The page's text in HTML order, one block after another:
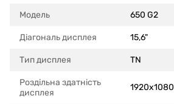
Модель 650 G2
Діагональ дисплея 15,6"
Тип дисплея TN
Роздільна здатність
дисплея
1920x1080